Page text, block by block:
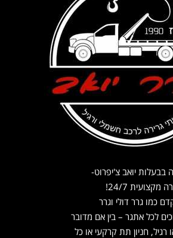
בבעלות יואב צ'יפרוט-
24/7!
כמו גרר דולי וגרר
לכל אתגר – בין אם מדובר
רגיל, חניון תת קרקעי או כל